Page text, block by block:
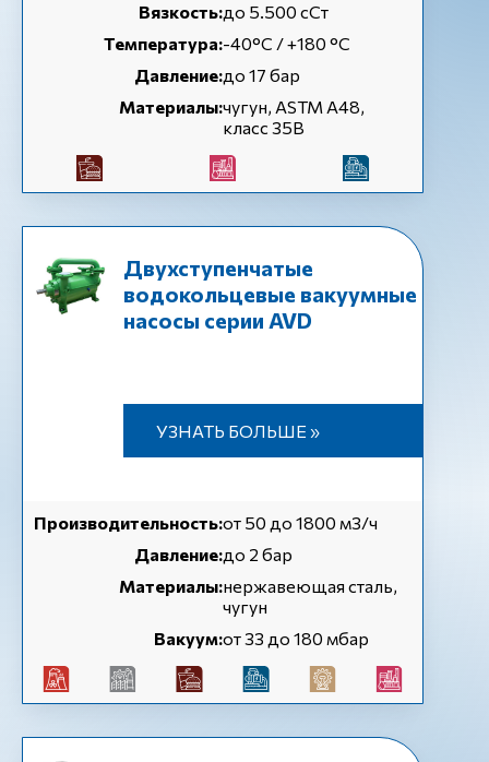
Вязкость:до 5.500 сСт
Температура:-40°C / +180 °C
Давление:до 17 бар
Материалы:чугун, ASTM A48,
класс 35B
Двухступенчатые
водокольцевые вакуумные
насосы серии AVD
УЗНАТЬ БОЛЬШЕ »
Производительность:от 50 до 1800 м3/ч
Давление:до 2 бар
Материалы:нержавеющая сталь,
чугун
Вакуум:от 33 до 180 мбар